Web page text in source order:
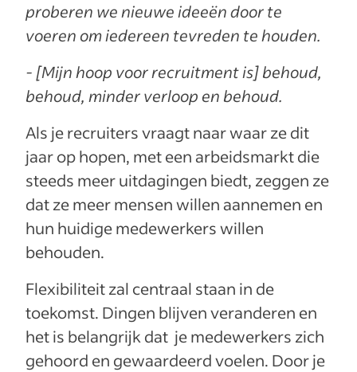
proberen we nieuwe ideeën door te
voeren om iedereen tevreden te houden.
- [Mijn hoop voor recruitment is] behoud,
behoud, minder verloop en behoud.
Als je recruiters vraagt naar waar ze dit
jaar op hopen, met een arbeidsmarkt die
steeds meer uitdagingen biedt, zeggen ze
dat ze meer mensen willen aannemen en
hun huidige medewerkers willen
behouden.
Flexibiliteit zal centraal staan in de
toekomst. Dingen blijven veranderen en
het is belangrijk dat je medewerkers zich
gehoord en gewaardeerd voelen. Door je